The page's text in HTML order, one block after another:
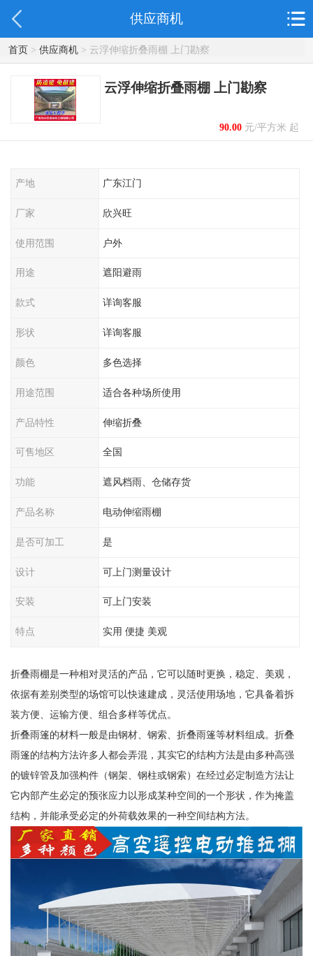
供应商机
首页> 供应商机> 云浮伸缩折叠雨棚 上门勘察
云浮伸缩折叠雨棚 上门勘察
90.00元/平方米 起
产地 广东江门
厂家 欣兴旺
使用范围 户外
用途 遮阳避雨
款式 详询客服
形状 详询客服
颜色 多色选择
用途范围 适合各种场所使用
产品特性 伸缩折叠
可售地区 全国
功能 遮风档雨、仓储存货
产品名称 电动伸缩雨棚
是否可加工 是
设计 可上门测量设计
安装 可上门安装
特点 实用 便捷 美观
折叠雨棚是一种相对灵活的产品，它可以随时更换，稳定、美观，
依据有差别类型的场馆可以快速建成，灵活使用场地，它具备着拆
装方便、运输方便、组合多样等优点。
折叠雨篷的材料一般是由钢材、钢索、折叠雨篷等材料组成。折叠
雨篷的结构方法许多人都会弄混，其实它的结构方法是由多种高强
的镀锌管及加强构件（钢架、钢柱或钢索）在经过必定制造方法让
它内部产生必定的预张应力以形成某种空间的一个形状，作为掩盖
结构，并能承受必定的外荷载效果的一种空间结构方法。